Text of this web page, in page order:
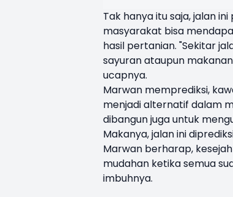
Tak hanya itu saja, jalan
masyarakat bisa
hasil pertanian. "Sekitar
sayuran ataupun
ucapnya.
Marwan memprediksi,
menjadi alternatif dalam
dibangun juga untuk
Makanya, jalan ini
Marwan berharap,
mudahan ketika semua
imbuhnya.